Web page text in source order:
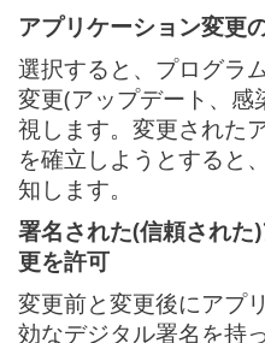
アプリケーション変更
選択すると、プログラ
変更(アップデート、感
視します。変更された
を確立しようとすると
知します。
署名された(信頼された
更を許可
変更前と変更後にアプ
効なデジタル署名を持